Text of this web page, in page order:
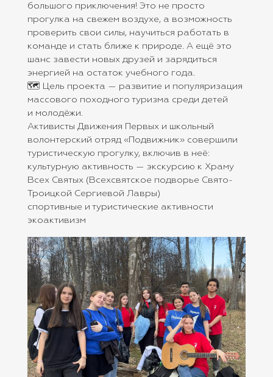
большого приключения! Это не просто
прогулка на свежем воздухе, а возможность
проверить свои силы, научиться работать в
команде и стать ближе к природе. А ещё это
шанс завести новых друзей и зарядиться
энергией на остаток учебного года.
🗺️ Цель проекта — развитие и популяризация
массового походного туризма среди детей
и молодёжи.
Активисты Движения Первых и школьный
волонтерский отряд «Подвижник» совершили
туристическую прогулку, включив в неё:
культурную активность — экскурсию к Храму
Всех Святых (Всехсвятское подворье Свято-
Троицкой Сергиевой Лавры)
спортивные и туристические активности
экоактивизм